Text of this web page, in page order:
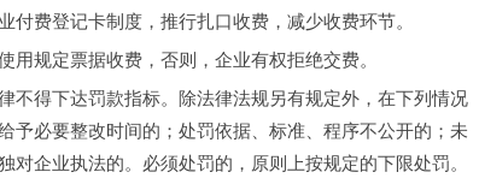
费登记卡制度，推行扎口收费，减少收费环节。
规定票据收费，否则，企业有权拒绝交费。
得下达罚款指标。除法律法规另有规定外，在下列情况
予必要整改时间的；处罚依据、标准、程序不公开的；未
企业执法的。必须处罚的，原则上按规定的下限处罚。